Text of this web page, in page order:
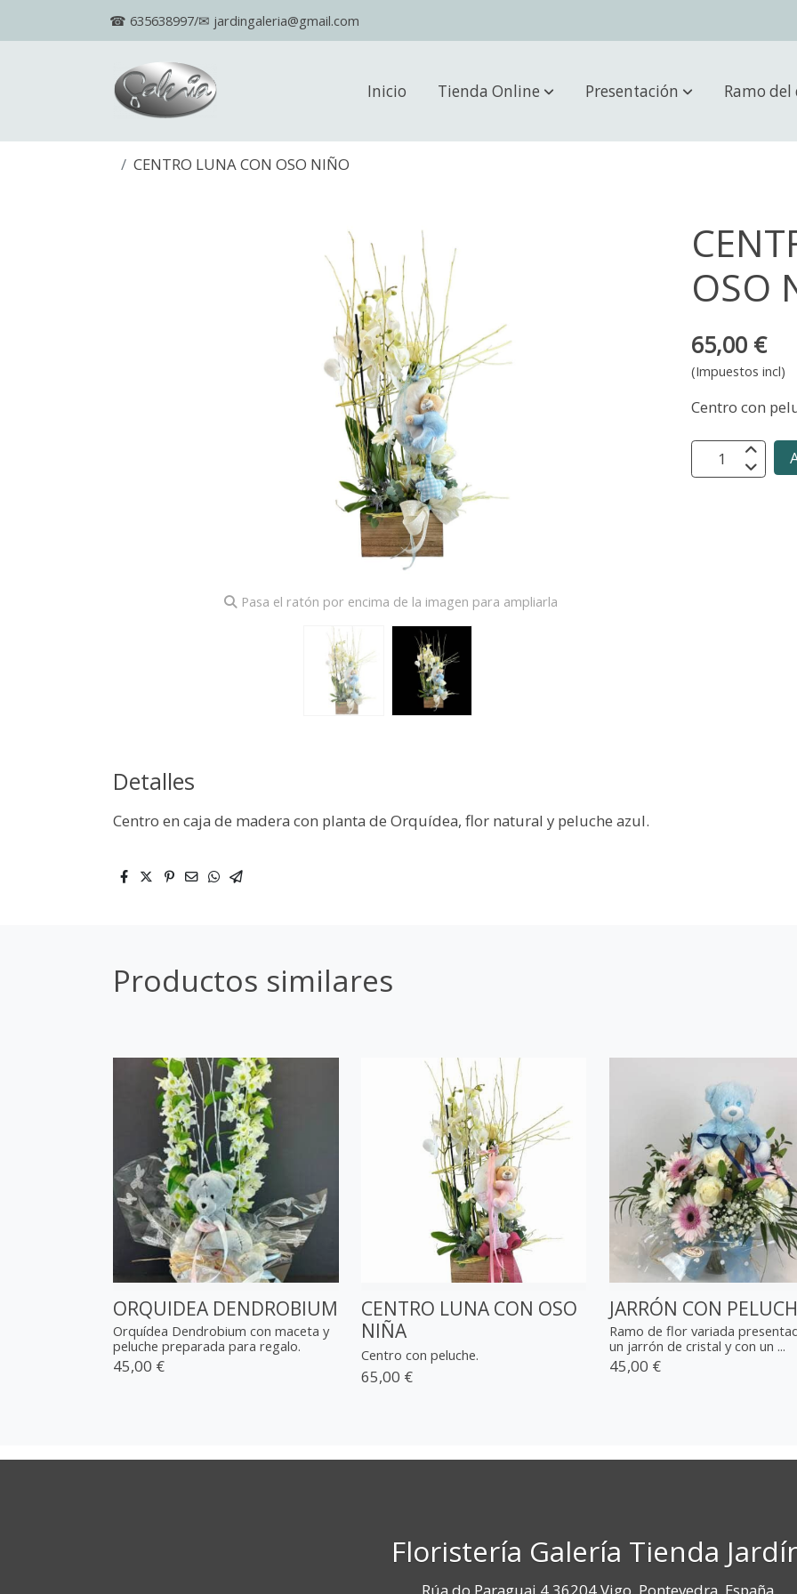
☎ 635638997/✉ jardingaleria@gmail.com
Inicio Tienda Online Presentación Ramo del
CENTRO LUNA CON OSO NIÑO
Pasa el ratón por encima de la imagen para ampliarla
Detalles
Centro en caja de madera con planta de Orquídea, flor natural y peluche azul.
OSO
65,00 €
(Impuestos incl)
Centro con
Productos similares
ORQUIDEA DENDROBIUM
Orquídea Dendrobium con maceta y
peluche preparada para regalo.
45,00 €
CENTRO LUNA CON OSO
NIÑA
Centro con peluche.
65,00 €
JARRÓN CON
Ramo de flor variada
un jarrón de cristal y con un ...
45,00 €
Floristería Galería Tienda